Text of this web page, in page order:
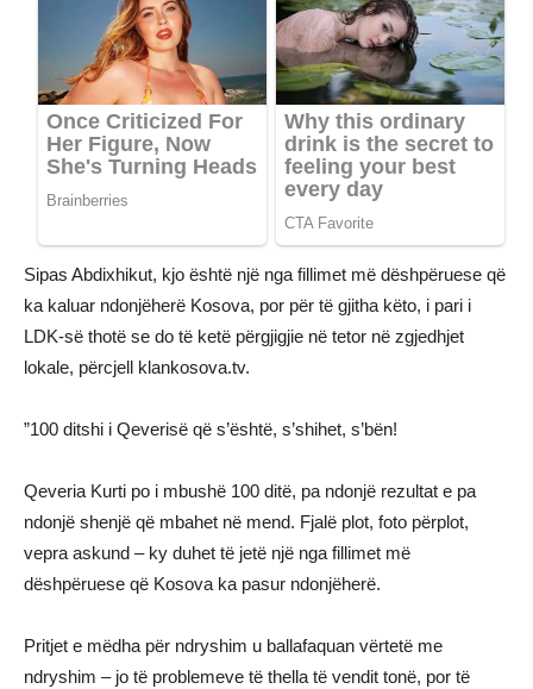
Sipas Abdixhikut, kjo është një nga fillimet më dëshpëruese që
ka kaluar ndonjëherë Kosova, por për të gjitha këto, i pari i
LDK-së thotë se do të ketë përgjigjie në tetor në zgjedhjet
lokale, përcjell klankosova.tv.
”100 ditshi i Qeverisë që s’është, s’shihet, s’bën!
Qeveria Kurti po i mbushë 100 ditë, pa ndonjë rezultat e pa
ndonjë shenjë që mbahet në mend. Fjalë plot, foto përplot,
vepra askund – ky duhet të jetë një nga fillimet më
dëshpëruese që Kosova ka pasur ndonjëherë.
Pritjet e mëdha për ndryshim u ballafaquan vërtetë me
ndryshim – jo të problemeve të thella të vendit tonë, por të